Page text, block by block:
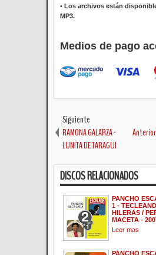
• Los archivos están
MP3.
Medios de pago
Siguiente
RAMONA GALARZA -
LUNITA DE TARAGUI
DISCOS RELACIONADOS
PANCHO
1 -
HILERAS /
MACETA -
Leer mas
PANCHO